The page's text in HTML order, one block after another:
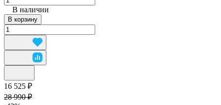
В наличии
В корзину
16 525 ₽
28 990 ₽